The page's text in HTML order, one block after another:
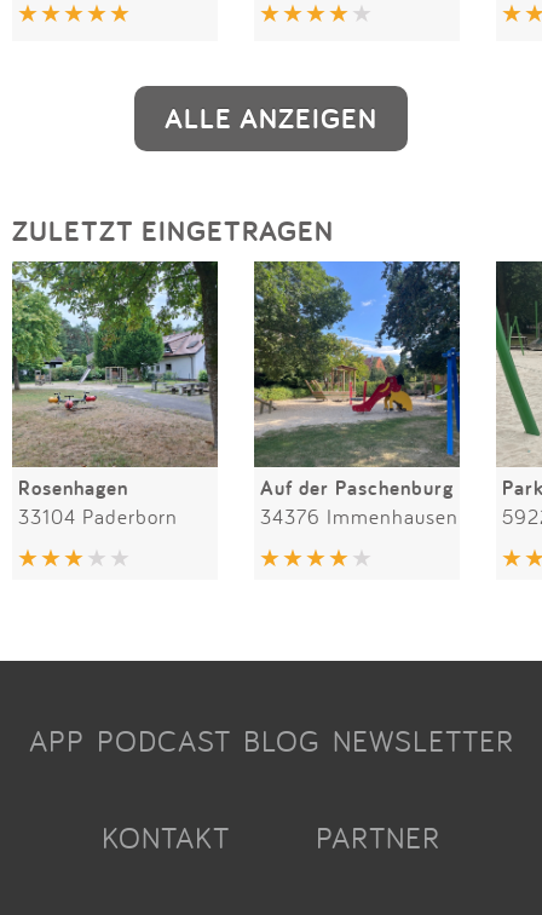
ALLE ANZEIGEN
ZULETZT EINGETRAGEN
Rosenhagen
33104 Paderborn
Auf der Paschenburg
34376 Immenhausen
APP PODCAST BLOG NEWSLETTER
KONTAKT PARTNER